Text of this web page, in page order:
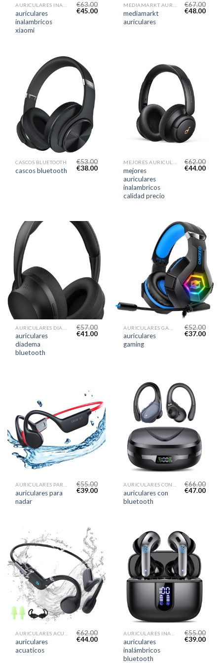
auriculares
inalambricos
xiaomi
€63.00
€45.00
mediamarkt
auriculares
€67.00
€48.00
CASCOS BLUETOOTH
cascos bluetooth
€53.00
€38.00
mejores
auriculares
inalambricos
calidad precio
€62.00
€44.00
auriculares
diadema
bluetooth
€57.00
€41.00
auriculares
gaming
€52.00
€37.00
auriculares para
nadar
€55.00
€39.00
auriculares con
bluetooth
€66.00
€47.00
auriculares
acuaticos
€62.00
€44.00
auriculares
inalámbricos
bluetooth
€55.00
€39.00